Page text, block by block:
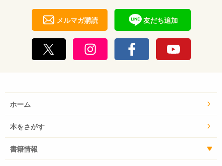
メルマガ購読 友だち追加
ホーム
本をさがす
書籍情報